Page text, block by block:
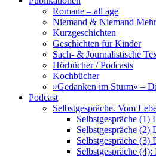
Romane – all age
Niemand & Niemand
Kurzgeschichten
Geschichten für Kinder
Sach- & Journalistische
Hörbücher / Podcasts
Kochbücher
»Gedanken im Sturm« –
Podcast
Selbstgespräche. Vom
Selbstgespräche
Selbstgespräche
Selbstgespräche
Selbstgespräche